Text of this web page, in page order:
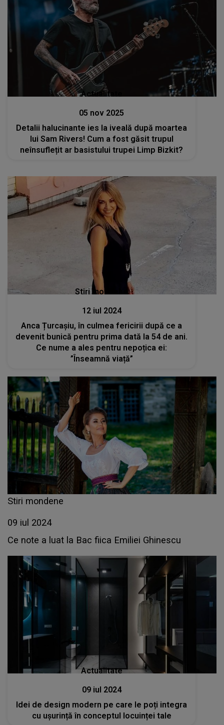
Actualitate
05 nov 2025
Detalii halucinante ies la iveală după moartea
lui Sam Rivers! Cum a fost găsit trupul
neînsuflețit ar basistului trupei Limp Bizkit?
Stiri mondene
12 iul 2024
Anca Țurcașiu, în culmea fericirii după ce a
devenit bunică pentru prima dată la 54 de ani.
Ce nume a ales pentru nepoțica ei:
”Înseamnă viață”
Stiri mondene
09 iul 2024
Ce note a luat la Bac fiica Emiliei Ghinescu
Actualitate
09 iul 2024
Idei de design modern pe care le poți integra
cu ușurință în conceptul locuinței tale